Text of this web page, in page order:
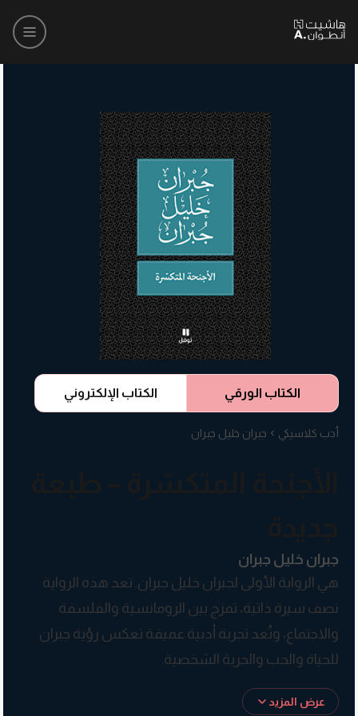
الكتاب الورقي الكتاب الإلكتروني
أدب كلاسيكي جبران خليل جبران
جبران خليل جبران
هي الرواية الأولى لجبران خليل جبران. تعد هذه الرواية
نصف سيرة ذاتية، تمزج بين الرومانسية والفلسفة
والاجتماع، وتُعد تجربة أدبية عميقة تعكس رؤية جبران
للحياة والحب والحرية الشخصية.
تدور أحداث الرواية حول قصة حب مأساوية بين شاب
وفتاة في لبنان التقليدي في مطلع القرن العشرين، حيث
عرض المزيد